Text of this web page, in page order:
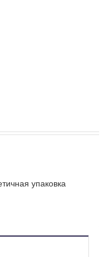
упаковка